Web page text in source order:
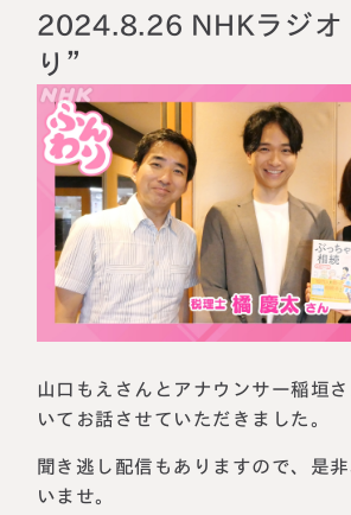
はじめての方へ
ご相談の流れ
選ばれる理由
よくある質問
相続を学ぶ
相続が発生した方へ
ご相談の流れ
料金表
相続に備えたい方へ
生前対策相談について
料金表
選ばれる理由
2024.8.26 NHKラジ
り”
山口もえさんとアナウンサー稲垣
いてお話させていただきました。
聞き逃し配信もありますので、是
いませ。